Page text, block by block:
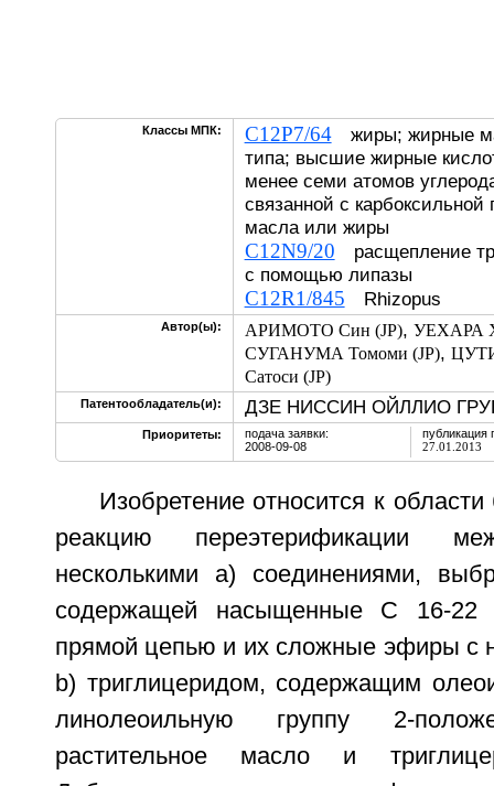
Классы МПК: C12P7/64жиры; жирные
типа; высшие жирные
менее семи атомов
связанной с карбоксильной
масла или жиры
C12N9/20 расщепление
с помощью липазы
C12R1/845 Rhizopus
Автор(ы): АРИМОТО Син (JP), УЕХАРА
СУГАНУМА Томоми (JP),
Сатоси (JP)
Патентообладатель(и): ДЗЕ НИССИН ОЙЛЛИО
Приоритеты:
подача заявки:
2008-09-08
публикация
27.01.2013
Изобретение относится к
реакцию переэтерификации
несколькими а) соединениями,
содержащей насыщенные С 16-22
прямой цепью и их сложные эфиры с
b) триглицеридом, содержащим
линолеоильную группу 2-
растительное масло и